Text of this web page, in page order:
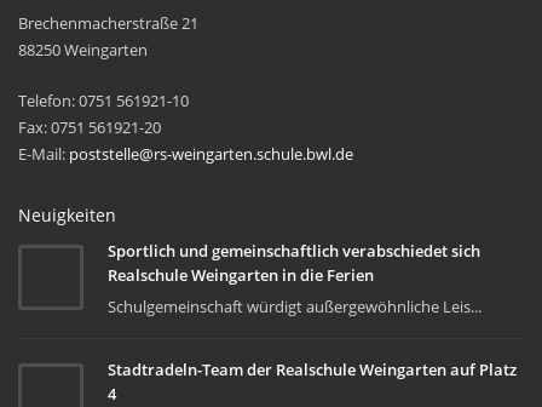
Brechenmacherstraße 21
88250 Weingarten
Telefon: 0751 561921-10
Fax: 0751 561921-20
E-Mail: poststelle@rs-weingarten.schule.bwl.de
Neuigkeiten
Sportlich und gemeinschaftlich verabschiedet sich
Realschule Weingarten in die Ferien
Schulgemeinschaft würdigt außergewöhnliche Leis...
Stadtradeln-Team der Realschule Weingarten auf Platz
4